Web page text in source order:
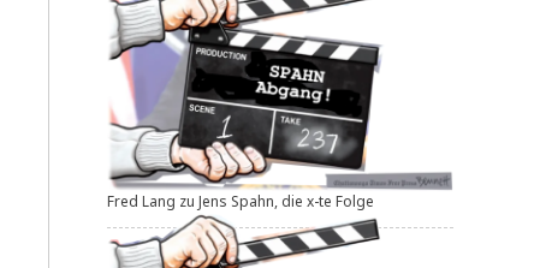
Fred Lang zu Jens Spahn, die x-te Folge